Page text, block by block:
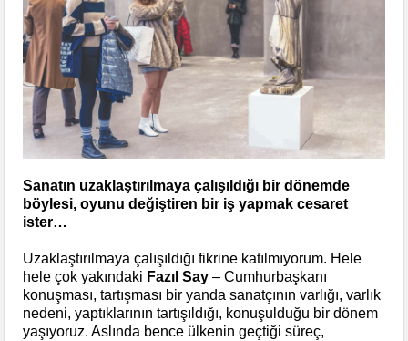
Sanatın uzaklaştırılmaya çalışıldığı bir dönemde
böylesi, oyunu değiştiren bir iş yapmak cesaret
ister…
Uzaklaştırılmaya çalışıldığı fikrine katılmıyorum. Hele
hele çok yakındaki Fazıl Say– Cumhurbaşkanı
konuşması, tartışması bir yanda sanatçının varlığı, varlık
nedeni, yaptıklarının tartışıldığı, konuşulduğu bir dönem
yaşıyoruz. Aslında bence ülkenin geçtiği süreç,